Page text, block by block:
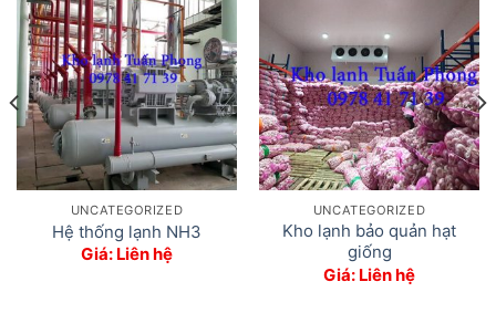
UNCATEGORIZED
Hệ thống lạnh NH3
Giá: Liên hệ
UNCATEGORIZED
Kho lạnh bảo quản hạt
giống
Giá: Liên hệ